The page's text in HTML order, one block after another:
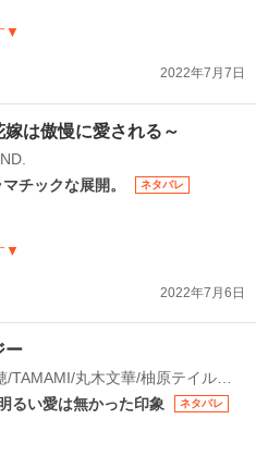
▼
2022年7月7日
は傲慢に愛される～
チックな展開。
ネタバレ
▼
2022年7月6日
ー
花衣沙久羅/沢城利穂/TAMAMI/丸木文華/柚原テイル/えとう綺羅/Ciel/SHABON/すがはらりゅう/村崎ハネル
るい愛は無かった印象
ネタバレ